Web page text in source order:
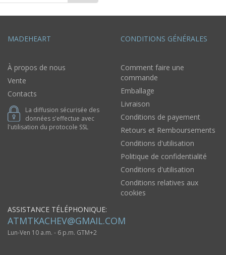
MADEHEART
À propos de nous
Vente
Contacts
La diffusion sécurisée des
données s'effectue avec
l'utilisation du protocole SSL
CONDITIONS GÉNÉRALES
Comment faire une
commande
Emballage
Livraison
Conditions de payement
Retours et Remboursements
Conditions d'utilisation
Politique de confidentialité
Conditions d'utilisation
Conditions relatives aux
cookies
ASSISTANCE TÉLÉPHONIQUE:
ATMTKACHEV@GMAIL.COM
Lun-Ven 10 a.m. - 6 p.m. GTM+2